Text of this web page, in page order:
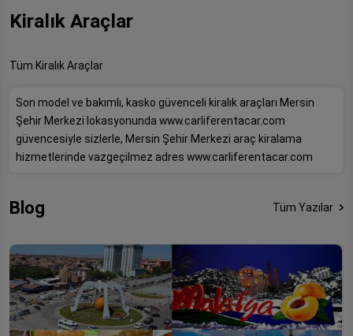
Kiralık Araçlar
Tüm Kiralık Araçlar
Son model ve bakımlı, kasko güvenceli kiralık araçları Mersin
Şehir Merkezi lokasyonunda www.carliferentacar.com
güvencesiyle sizlerle, Mersin Şehir Merkezi araç kiralama
hizmetlerinde vazgeçilmez adres www.carliferentacar.com
Blog Tüm Yazılar